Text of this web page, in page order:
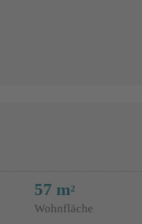
57 m2
Wohnfläche